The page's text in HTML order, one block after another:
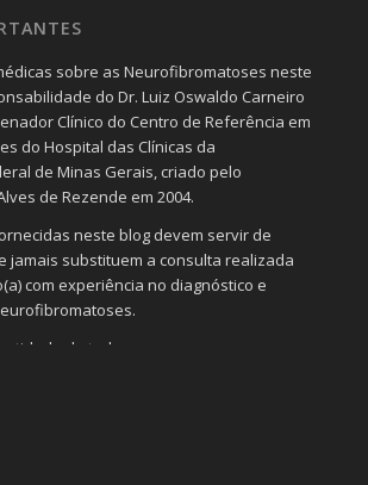
sobre as Neurofibromatoses neste
do Dr. Luiz Oswaldo Carneiro
Clínico do Centro de Referência em
do Hospital das Clínicas da
de Minas Gerais, criado pelo
de Rezende em 2004.
neste blog devem servir de
jamais substituem a consulta realizada
com experiência no diagnóstico e
de todas as pessoas que